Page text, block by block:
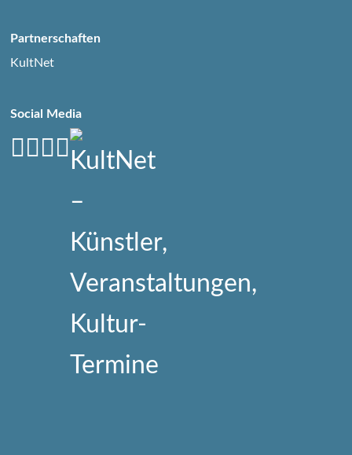
Partnerschaften
KultNet
Social Media